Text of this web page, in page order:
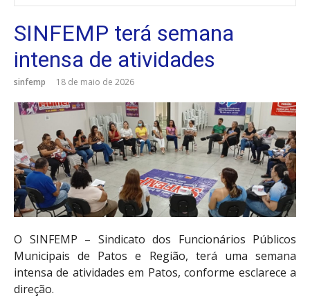
SINFEMP terá semana
intensa de atividades
sinfemp 18 de maio de 2026
O SINFEMP – Sindicato dos Funcionários Públicos
Municipais de Patos e Região, terá uma semana
intensa de atividades em Patos, conforme esclarece a
direção.